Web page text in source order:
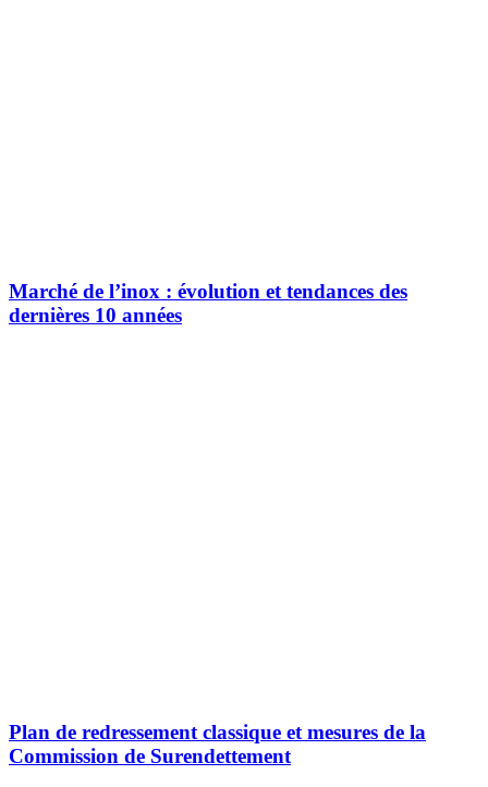
Marché de l’inox : évolution et tendances des
dernières 10 années
Plan de redressement classique et mesures de la
Commission de Surendettement